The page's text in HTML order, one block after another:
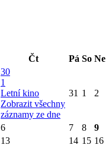
Čt Pá So Ne
30
1
Letní kino
Zobrazit všechny
záznamy ze dne
31 1 2
6 7 8
9
13 14 15 16